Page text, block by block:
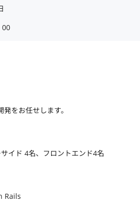
00
をお任せします。
イド 4名、フロントエンド4名
Rails